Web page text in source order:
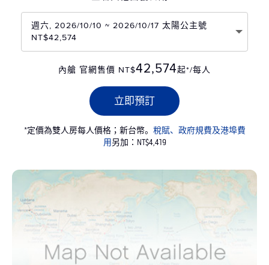
週六, 2026/10/10 ~ 2026/10/17 太陽公主號
NT$42,574
內艙 官網售價 NT$42,574起*/每人
立即預訂
*定價為雙人房每人價格；新台幣。 稅賦、政府規費及港埠費
用另加：NT$4,419